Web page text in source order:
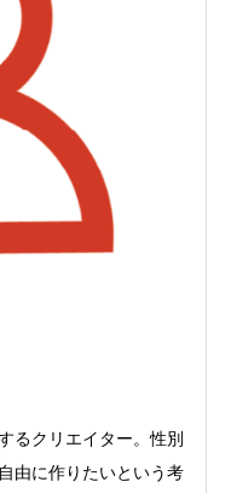
るクリエイター。性別
由に作りたいという考